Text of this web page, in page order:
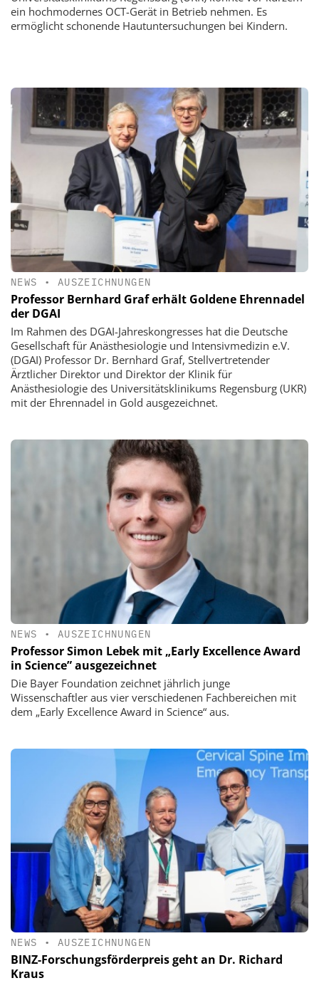
ein hochmodernes OCT-Gerät in Betrieb nehmen. Es
ermöglicht schonende Hautuntersuchungen bei Kindern.
NEWS • AUSZEICHNUNGEN
Professor Bernhard Graf erhält Goldene Ehrennadel
der DGAI
Im Rahmen des DGAI-Jahreskongresses hat die Deutsche
Gesellschaft für Anästhesiologie und Intensivmedizin e.V.
(DGAI) Professor Dr. Bernhard Graf, Stellvertretender
Ärztlicher Direktor und Direktor der Klinik für
Anästhesiologie des Universitätsklinikums Regensburg (UKR)
mit der Ehrennadel in Gold ausgezeichnet.
NEWS • AUSZEICHNUNGEN
Professor Simon Lebek mit „Early Excellence Award
in Science” ausgezeichnet
Die Bayer Foundation zeichnet jährlich junge
Wissenschaftler aus vier verschiedenen Fachbereichen mit
dem „Early Excellence Award in Science“ aus.
NEWS • AUSZEICHNUNGEN
BINZ-Forschungsförderpreis geht an Dr. Richard
Kraus